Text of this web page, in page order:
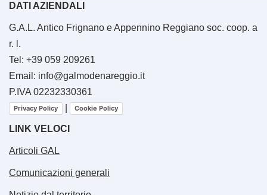
DATI AZIENDALI
G.A.L. Antico Frignano e Appennino Reggiano soc. coop. a
r. l.
Tel: +39 059 209261
Email: info@galmodenareggio.it
P.IVA 02232330361
Privacy Policy Cookie Policy
LINK VELOCI
Articoli GAL
Comunicazioni generali